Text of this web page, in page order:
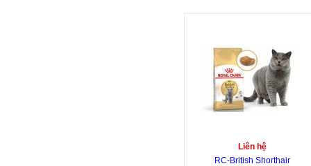
Liên hệ
RC-British Shorthair